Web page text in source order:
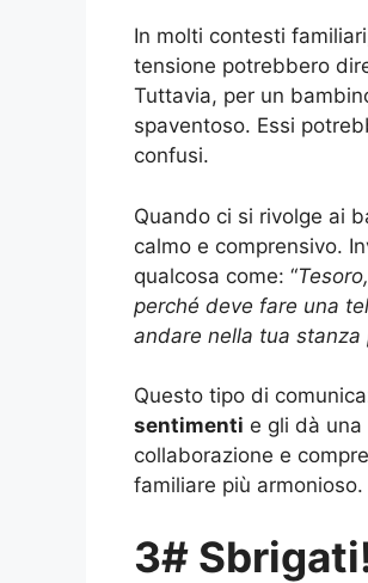
In molti contesti
tensione potrebbero
Tuttavia, per un
spaventoso. Essi
confusi.
Quando ci si rivolge ai
calmo e comprensivo.
qualcosa come: “
perché deve fare una
andare nella tua stanza
Questo tipo di
sentimenti e gli dà
collaborazione e
familiare più armonioso.
3#